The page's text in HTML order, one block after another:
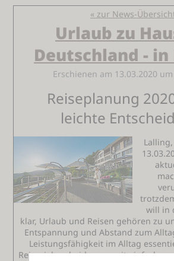
« zur News-
Urlaub zu
Deutschland - in
Erschienen am 13.03.2020
Reiseplanung
leichte
will in
klar, Urlaub und Reisen gehören zu
Entspannung und Abstand zum
Leistungsfähigkeit im Alltag
Reiseziele scheiden zurzeit einfach